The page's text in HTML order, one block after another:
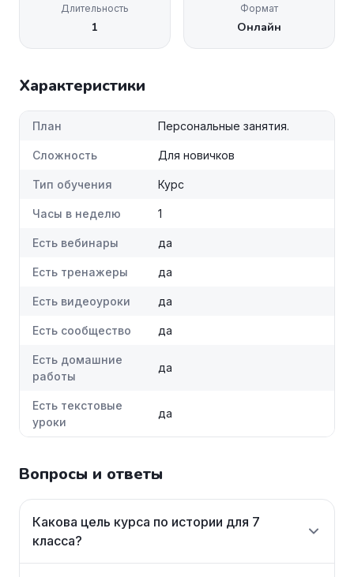
Длительность
1
Формат
Онлайн
Характеристики
План Персональные занятия.
Сложность Для новичков
Тип обучения Курс
Часы в неделю 1
Есть вебинары да
Есть тренажеры да
Есть видеоуроки да
Есть сообщество да
Есть домашние
работы
да
Есть текстовые
уроки
да
Вопросы и ответы
Какова цель курса по истории для 7
класса?